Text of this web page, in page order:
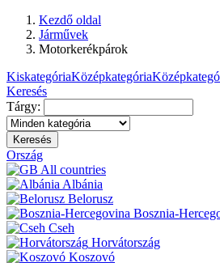
Kezdő oldal
Járművek
Motorkerékpárok
KiskategóriaKözépkategória
Keresés
Tárgy:
Keresés
Ország
All countries
Albánia
Belorusz
Bosznia-
Cseh
Horvátország
Koszovó